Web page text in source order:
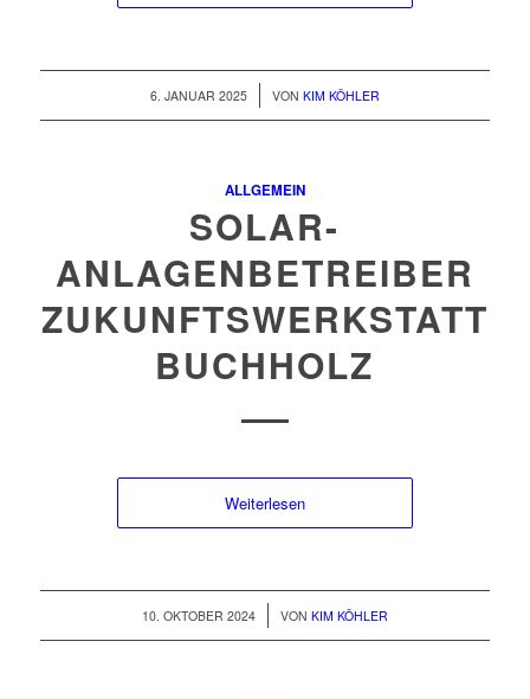
6. JANUAR 2025
/ VON KIM KÖHLER
ALLGEMEIN
SOLAR-
ANLAGENBETREIBER
ZUKUNFTSWERKSTATT
BUCHHOLZ
Weiterlesen
10. OKTOBER 2024
/ VON KIM KÖHLER